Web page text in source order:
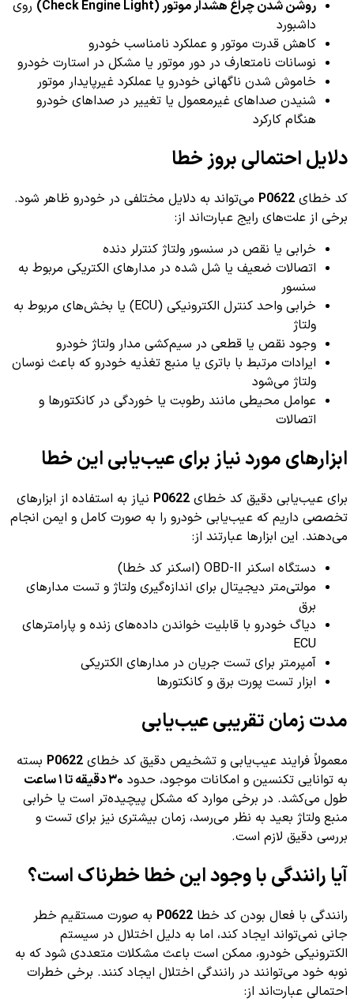
روشن شدن چراغ هشدار موتور (Check Engine Light)
روی
داشبورد
کاهش قدرت موتور و عملکرد نامناسب خودرو
نوسانات نامتعارف در دور موتور یا مشکل در استارت خودرو
خاموش شدن ناگهانی خودرو یا عملکرد غیرپایدار موتور
شنیدن صداهای غیرمعمول یا تغییر در صداهای خودرو
هنگام کارکرد
دلایل احتمالی بروز خطا
کد خطای P0622 می‌تواند به دلایل مختلفی در خودرو ظاهر شود.
برخی از علت‌های رایج عبارت‌اند از:
خرابی یا نقص در سنسور ولتاژ کنترلر دنده
اتصالات ضعیف یا شل شده در مدارهای الکتریکی مربوط به
سنسور
خرابی واحد کنترل الکترونیکی (ECU) یا بخش‌های مربوط به
ولتاژ
وجود نقص یا قطعی در سیم‌کشی مدار ولتاژ خودرو
ایرادات مرتبط با باتری یا منبع تغذیه خودرو که باعث نوسان
ولتاژ می‌شود
عوامل محیطی مانند رطوبت یا خوردگی در کانکتورها و
اتصالات
ابزارهای مورد نیاز برای عیب‌یابی این خطا
برای عیب‌یابی دقیق کد خطای P0622 نیاز به استفاده از ابزارهای
تخصصی داریم که عیب‌یابی خودرو را به صورت کامل و ایمن انجام
می‌دهند. این ابزارها عبارتند از:
دستگاه اسکنر OBD-II (اسکنر کد خطا)
مولتی‌متر دیجیتال برای اندازه‌گیری ولتاژ و تست مدارهای
برق
دیاگ خودرو با قابلیت خواندن داده‌های زنده و پارامترهای
ECU
آمپرمتر برای تست جریان در مدارهای الکتریکی
ابزار تست پورت برق و کانکتورها
مدت زمان تقریبی عیب‌یابی
معمولاً فرایند عیب‌یابی و تشخیص دقیق کد خطای P0622 بسته
به توانایی تکنسین و امکانات موجود، حدود ۳۰ دقیقه تا ۱ ساعت
طول می‌کشد. در برخی موارد که مشکل پیچیده‌تر است یا خرابی
منبع ولتاژ بعید به نظر می‌رسد، زمان بیشتری نیز برای تست و
بررسی دقیق لازم است.
آیا رانندگی با وجود این خطا خطرناک است؟
رانندگی با فعال بودن کد خطا P0622 به صورت مستقیم خطر
جانی نمی‌تواند ایجاد کند، اما به دلیل اختلال در سیستم
الکترونیکی خودرو، ممکن است باعث مشکلات متعددی شود که به
نوبه خود می‌توانند در رانندگی اختلال ایجاد کنند. برخی خطرات
احتمالی عبارت‌اند از: